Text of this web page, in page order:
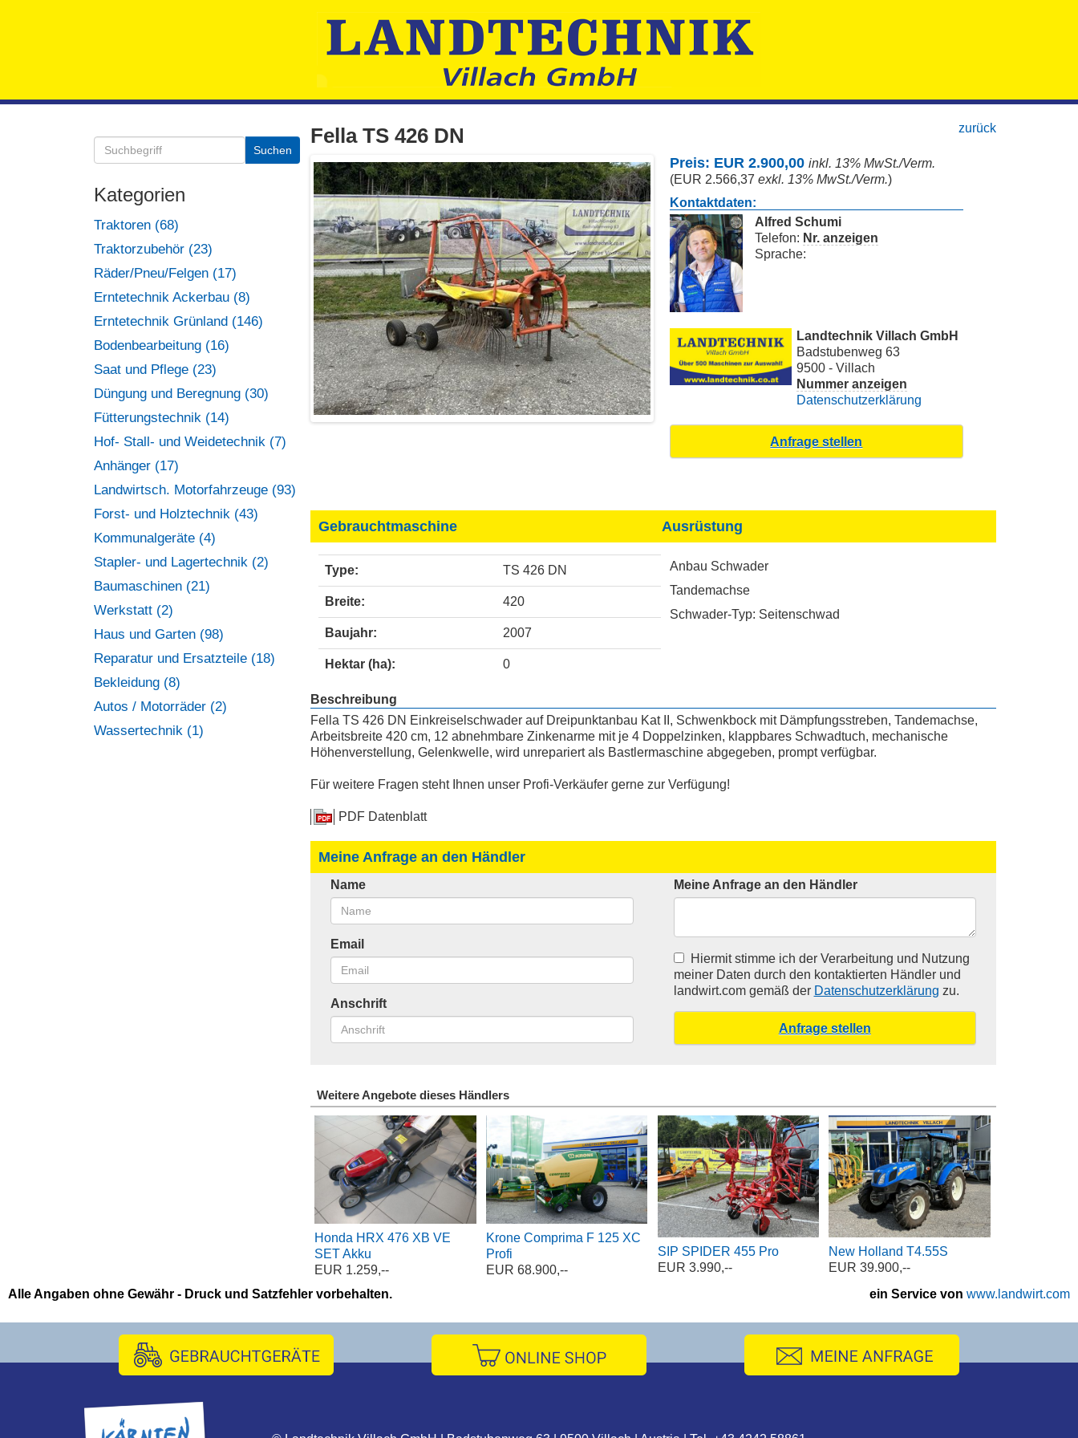
Kategorien
Traktoren (68)
Traktorzubehör (23)
Räder/Pneu/Felgen (17)
Erntetechnik Ackerbau (8)
Erntetechnik Grünland (146)
Bodenbearbeitung (16)
Saat und Pflege (23)
Düngung und Beregnung (30)
Fütterungstechnik (14)
Hof- Stall- und Weidetechnik (7)
Anhänger (17)
Landwirtsch. Motorfahrzeuge (93)
Forst- und Holztechnik (43)
Kommunalgeräte (4)
Stapler- und Lagertechnik (2)
Baumaschinen (21)
Werkstatt (2)
Haus und Garten (98)
Reparatur und Ersatzteile (18)
Bekleidung (8)
Autos / Motorräder (2)
Wassertechnik (1)
Fella TS 426 DN zurück
Preis: EUR 2.900,00 inkl. 13% MwSt./Verm.
(EUR 2.566,37 exkl. 13% MwSt./Verm.)
Kontaktdaten:
Alfred Schumi
Telefon: Nr. anzeigen
Sprache:
Landtechnik Villach GmbH
Badstubenweg 63
9500 - Villach
Nummer anzeigen
Datenschutzerklärung
Gebrauchtmaschine
Type: TS 426 DN
Breite: 420
Baujahr: 2007
Hektar (ha): 0
Ausrüstung
Anbau Schwader
Tandemachse
Schwader-Typ: Seitenschwad
Beschreibung
Fella TS 426 DN Einkreiselschwader auf Dreipunktanbau Kat II, Schwenkbock mit Dämpfungsstreben, Tandemachse,
Arbeitsbreite 420 cm, 12 abnehmbare Zinkenarme mit je 4 Doppelzinken, klappbares Schwadtuch, mechanische
Höhenverstellung, Gelenkwelle, wird unrepariert als Bastlermaschine abgegeben, prompt verfügbar.
Für weitere Fragen steht Ihnen unser Profi-Verkäufer gerne zur Verfügung!
PDF Datenblatt
Meine Anfrage an den Händler
Name
Email
Anschrift
Meine Anfrage an den Händler
Hiermit stimme ich der Verarbeitung und Nutzung
meiner Daten durch den kontaktierten Händler und
landwirt.com gemäß der Datenschutzerklärung zu.
Weitere Angebote dieses Händlers
Honda HRX 476 XB VE
SET Akku
EUR 1.259,--
Krone Comprima F 125 XC
Profi
EUR 68.900,--
SIP SPIDER 455 Pro
EUR 3.990,--
New Holland T4.55S
EUR 39.900,--
Alle Angaben ohne Gewähr - Druck und Satzfehler vorbehalten.
ein Service von www.landwirt.com